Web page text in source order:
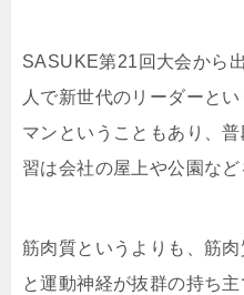
SASUKE第21回大会から
人で新世代のリーダーと
マンということもあり、
習は会社の屋上や公園など
筋肉質というよりも、筋
と運動神経が抜群の持ち主